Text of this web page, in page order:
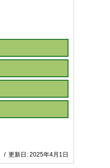
/ 更新日: 2025年4月1日